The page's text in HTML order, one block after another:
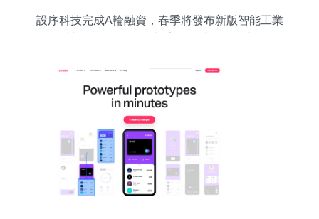
設序科技完成A輪融資，春季將發布新版智能工業